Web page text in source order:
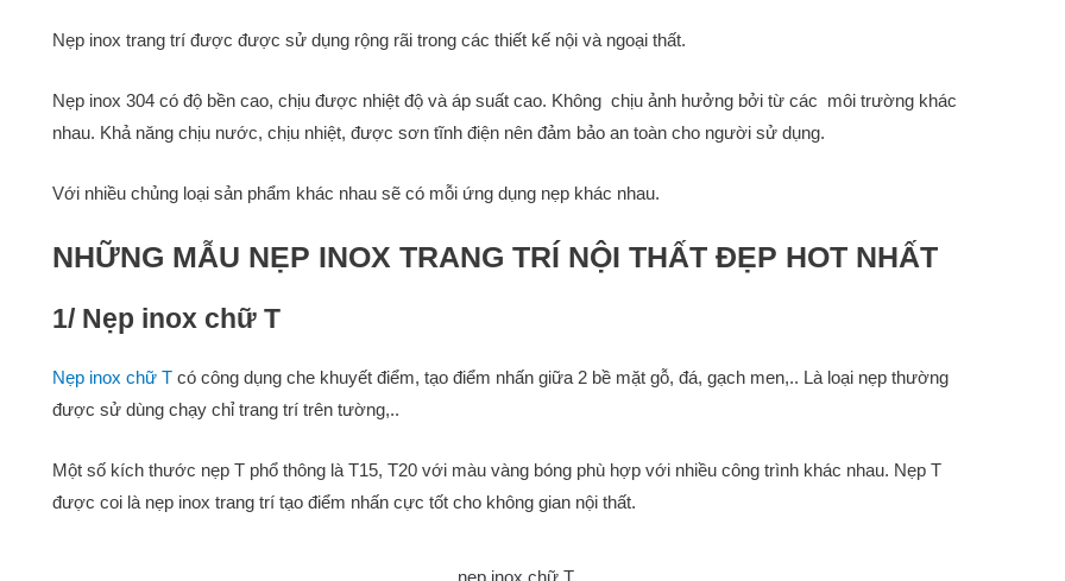
Nẹp inox trang trí được được sử dụng rộng rãi trong các thiết kế nội và ngoại thất.
Nẹp inox 304 có độ bền cao, chịu được nhiệt độ và áp suất cao. Không chịu ảnh hưởng bởi từ các môi trường khác
nhau. Khả năng chịu nước, chịu nhiệt, được sơn tĩnh điện nên đảm bảo an toàn cho người sử dụng.
Với nhiều chủng loại sản phẩm khác nhau sẽ có mỗi ứng dụng nẹp khác nhau.
NHỮNG MẪU NẸP INOX TRANG TRÍ NỘI THẤT ĐẸP HOT NHẤT
1/ Nẹp inox chữ T
Nẹp inox chữ T có công dụng che khuyết điểm, tạo điểm nhấn giữa 2 bề mặt gỗ, đá, gạch men,.. Là loại nẹp thường
được sử dùng chạy chỉ trang trí trên tường,..
Một số kích thước nẹp T phổ thông là T15, T20 với màu vàng bóng phù hợp với nhiều công trình khác nhau. Nẹp T
được coi là nẹp inox trang trí tạo điểm nhấn cực tốt cho không gian nội thất.